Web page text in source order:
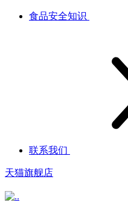
食品安全知识
联系我们
天猫旗舰店